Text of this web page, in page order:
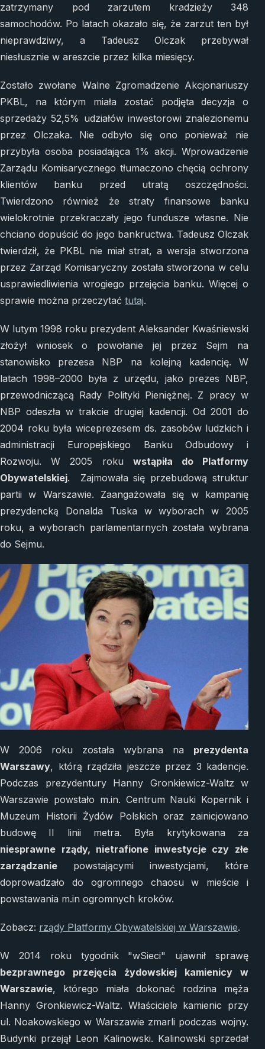
zatrzymany pod zarzutem kradzieży 348
samochodów. Po latach okazało się, że zarzut ten był
nieprawdziwy, a Tadeusz Olczak przebywał
niesłusznie w areszcie przez kilka miesięcy.
Zostało zwołane Walne Zgromadzenie Akcjonariuszy
PKBL, na którym miała zostać podjęta decyzja o
sprzedaży 52,5% udziałów inwestorowi znalezionemu
przez Olczaka. Nie odbyło się ono ponieważ nie
przybyła osoba posiadająca 1% akcji. Wprowadzenie
Zarządu Komisarycznego tłumaczono chęcią ochrony
klientów banku przed utratą oszczędności.
Twierdzono również że straty finansowe banku
wielokrotnie przekraczały jego fundusze własne. Nie
chciano dopuścić do jego bankructwa. Tadeusz Olczak
twierdził, że PKBL nie miał strat, a wersja stworzona
przez Zarząd Komisaryczny została stworzona w celu
usprawiedliwienia wrogiego przejęcia banku. Więcej o
sprawie można przeczytać tutaj.
W lutym 1998 roku prezydent Aleksander Kwaśniewski
złożył wniosek o powołanie jej przez Sejm na
stanowisko prezesa NBP na kolejną kadencję. W
latach 1998–2000 była z urzędu, jako prezes NBP,
przewodniczącą Rady Polityki Pieniężnej. Z pracy w
NBP odeszła w trakcie drugiej kadencji. Od 2001 do
2004 roku była wiceprezesem ds. zasobów ludzkich i
administracji Europejskiego Banku Odbudowy i
Rozwoju. W 2005 roku wstąpiła do Platformy
Obywatelskiej. Zajmowała się przebudową struktur
partii w Warszawie. Zaangażowała się w kampanię
prezydencką Donalda Tuska w wyborach w 2005
roku, a wyborach parlamentarnych została wybrana
do Sejmu.
W 2006 roku została wybrana na prezydenta
Warszawy, którą rządziła jeszcze przez 3 kadencje.
Podczas prezydentury Hanny Gronkiewicz-Waltz w
Warszawie powstało m.in. Centrum Nauki Kopernik i
Muzeum Historii Żydów Polskich oraz zainicjowano
budowę II linii metra. Była krytykowana za
niesprawne rządy, nietrafione inwestycje czy złe
zarządzanie powstającymi inwestycjami, które
doprowadzało do ogromnego chaosu w mieście i
powstawania m.in ogromnych kroków.
Zobacz: rządy Platformy Obywatelskiej w Warszawie.
W 2014 roku tygodnik "wSieci" ujawnił sprawę
bezprawnego przejęcia żydowskiej kamienicy w
Warszawie, którego miała dokonać rodzina męża
Hanny Gronkiewicz-Waltz. Właściciele kamienic przy
ul. Noakowskiego w Warszawie zmarli podczas wojny.
Budynki przejął Leon Kalinowski. Kalinowski sprzedał